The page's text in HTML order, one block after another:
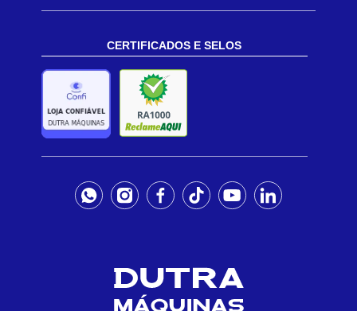
CERTIFICADOS E SELOS